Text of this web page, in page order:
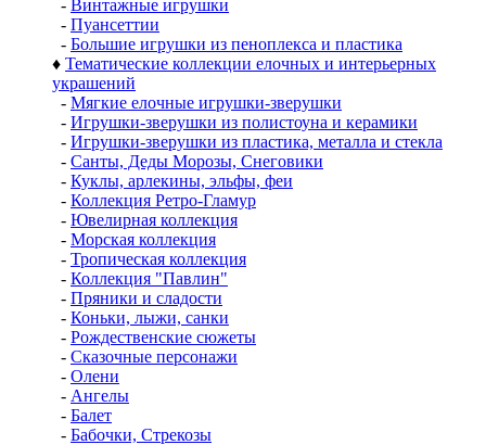
- Винтажные игрушки
- Пуансеттии
- Большие игрушки из пеноплекса и пластика
♦ Тематические коллекции елочных и интерьерных
украшений
- Мягкие елочные игрушки-зверушки
- Игрушки-зверушки из полистоуна и керамики
- Игрушки-зверушки из пластика, металла и стекла
- Санты, Деды Морозы, Снеговики
- Куклы, арлекины, эльфы, феи
- Коллекция Ретро-Гламур
- Ювелирная коллекция
- Морская коллекция
- Тропическая коллекция
- Коллекция "Павлин"
- Пряники и сладости
- Коньки, лыжи, санки
- Рождественские сюжеты
- Сказочные персонажи
- Олени
- Ангелы
- Балет
- Бабочки, Стрекозы